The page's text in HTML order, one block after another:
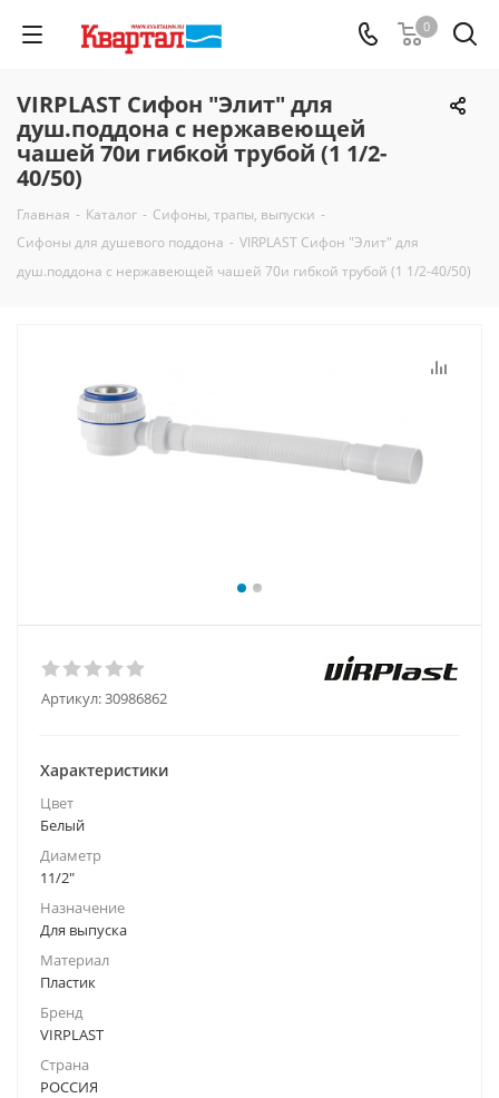
0
VIRPLAST Сифон "Элит" для
душ.поддона с нержавеющей
чашей 70и гибкой трубой (1 1/2-
40/50)
Главная - Каталог - Сифоны, трапы, выпуски -
Сифоны для душевого поддона - VIRPLAST Сифон "Элит" для
душ.поддона с нержавеющей чашей 70и гибкой трубой (1 1/2-40/50)
Артикул:30986862
Характеристики
Цвет
Белый
Диаметр
11/2"
Назначение
Для выпуска
Материал
Пластик
Бренд
VIRPLAST
Страна
РОССИЯ